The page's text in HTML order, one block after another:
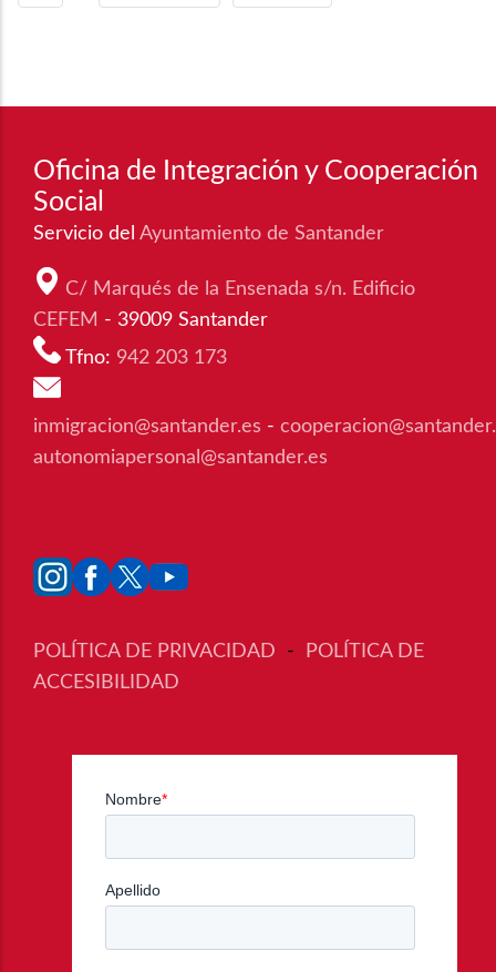
Oficina de Integración y Cooperación
Social
Servicio del Ayuntamiento de Santander
C/ Marqués de la Ensenada s/n. Edificio
CEFEM - 39009 Santander
Tfno: 942 203 173
inmigracion@santander.es -
autonomiapersonal@santander.es
POLÍTICA DE PRIVACIDAD -
POLÍTICA DE
ACCESIBILIDAD